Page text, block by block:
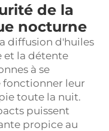
de la
nocturne
diffusion d'huiles
et la détente
à se
fonctionner leur
toute la nuit.
puissent
propice au